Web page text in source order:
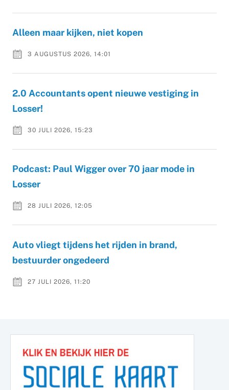
Alleen maar kijken, niet kopen
3 AUGUSTUS 2026, 14:01
2.0 Accountants opent nieuwe vestiging in
Losser!
30 JULI 2026, 15:23
Podcast: Paul Wigger over 70 jaar mode in
Losser
28 JULI 2026, 12:05
Auto vliegt tijdens het rijden in brand,
bestuurder ongedeerd
27 JULI 2026, 11:20